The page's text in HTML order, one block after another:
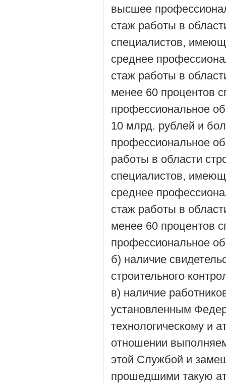
высшее
стаж работы в
специалистов,
среднее
стаж работы в
менее 60 процентов
профессиональное
10 млрд. рублей и
профессиональное
работы в области
специалистов,
среднее
стаж работы в
менее 60 процентов
профессиональное
б) наличие
строительного
в) наличие
установленным
технологическому и
отношении
этой Службой и
прошедшими такую